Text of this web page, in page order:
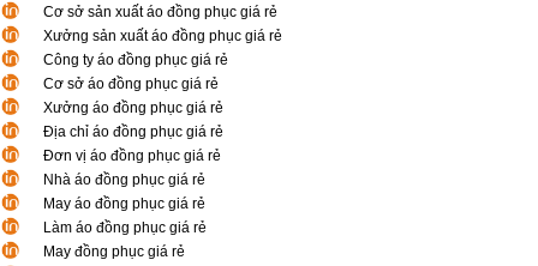
Cơ sở sản xuất áo đồng phục giá rẻ
Xưởng sản xuất áo đồng phục giá rẻ
Công ty áo đồng phục giá rẻ
Cơ sở áo đồng phục giá rẻ
Xưởng áo đồng phục giá rẻ
Địa chỉ áo đồng phục giá rẻ
Đơn vị áo đồng phục giá rẻ
Nhà áo đồng phục giá rẻ
May áo đồng phục giá rẻ
Làm áo đồng phục giá rẻ
May đồng phục giá rẻ